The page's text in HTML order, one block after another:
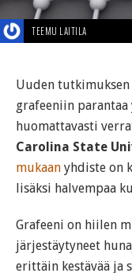
TEEMU LAITILA
Uuden
grafeeniin
huomattavasti
Carolina State
mukaan yhdiste on
lisäksi halvempaa
Grafeeni on hiilen
järjestäytyneet
erittäin kestävää ja